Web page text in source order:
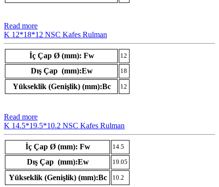
Read more
K 12*18*12 NSC Kafes Rulman
İç Çap Ø (mm): Fw 12
Dış Çap (mm):Ew 18
Yükseklik (Genişlik) (mm):Bc 12
Read more
K 14.5*19.5*10.2 NSC Kafes Rulman
İç Çap Ø (mm): Fw 14.5
Dış Çap (mm):Ew 19.05
Yükseklik (Genişlik) (mm):Bc 10.2